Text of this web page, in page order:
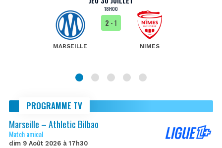
18H00
MARSEILLE
2 - 1
NIMES
PROGRAMME TV
Marseille – Athletic Bilbao
Match amical
dim 9 Août 2026 à 17h30